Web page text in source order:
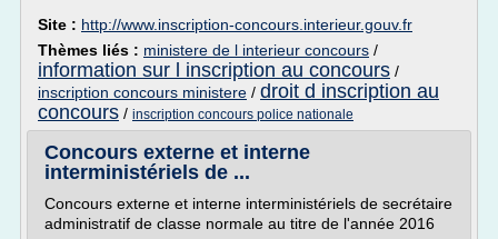
Site : http://www.inscription-concours.interieur.gouv.fr
Thèmes liés : ministere de l interieur concours /
information sur l inscription au concours /
inscription concours ministere / droit d inscription au
concours / inscription concours police nationale
Concours externe et interne
interministériels de ...
Concours externe et interne interministériels de secrétaire
administratif de classe normale au titre de l'année 2016